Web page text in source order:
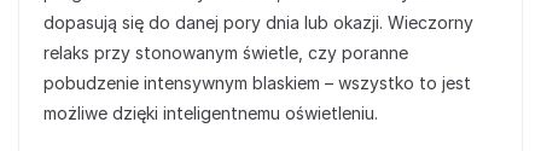
dopasują się do danej pory dnia lub okazji. Wieczorny
relaks przy stonowanym świetle, czy poranne
pobudzenie intensywnym blaskiem – wszystko to jest
możliwe dzięki inteligentnemu oświetleniu.